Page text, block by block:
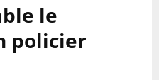
le
policier